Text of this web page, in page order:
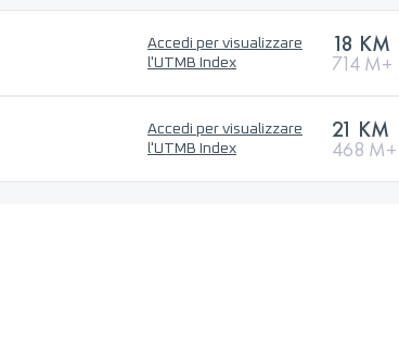
Accedi per visualizzare
l'UTMB Index
18 KM
714 M+
Accedi per visualizzare
l'UTMB Index
21 KM
468 M+